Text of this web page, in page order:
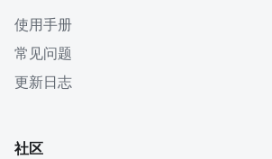
使用手册
常见问题
更新日志
社区